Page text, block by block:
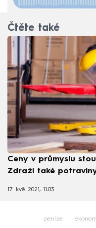
Čtěte také
Ceny v průmyslu
Zdraží také
17. kvě 2021, 11:03
peníze